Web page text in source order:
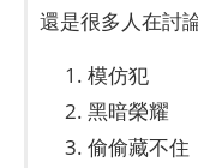
還是很多人在討
模仿犯
黑暗榮耀
偷偷藏不住